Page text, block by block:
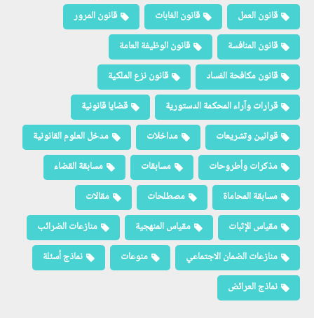
قانون العمل
قانون الغابات
قانون المرور
قانون المنافسة
قانون الوظيفة العامة
قانون مكافحة الفساد
قانون نزع الملكية
قرارات وآراء المحكمة الدستورية
قضايا قانونية
قوانين وتشريعات
مداخلات
مدخل العلوم القانونية
مذكرات وأطروحات
مسابقات
مسابقة القضاء
مسابقة المحاماة
مصطلحات
مقالات
مقياس الإثبات
مقياس المنهجية
منازعات الضرائب
منازعات الضمان الاجتماعي
منوعات
نماذج أسئلة
نماذج العرائض